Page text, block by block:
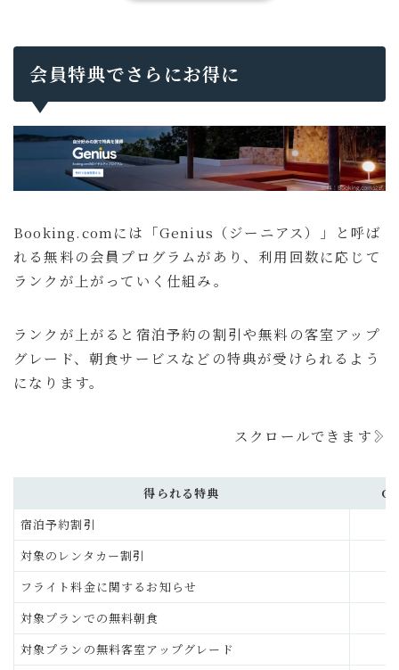
会員特典でさらにお得に
Booking.comには「Genius（ジーニアス）」と呼ば
れる無料の会員プログラムがあり、利用回数に応じて
ランクが上がっていく仕組み。
ランクが上がると宿泊予約の割引や無料の客室アップ
グレード、朝食サービスなどの特典が受けられるよう
になります。
スクロールできます
得られる特典
宿泊予約割引
対象のレンタカー割引
フライト料金に関するお知らせ
対象プランでの無料朝食
対象プランの無料客室アップグレード